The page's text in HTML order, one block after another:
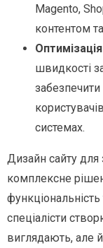
Magento,
контентом
швидкості
системах.
Дизайн сайту для
комплексне
функціональність
спеціалісти
виглядають, але